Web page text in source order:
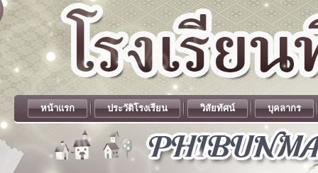
หน้าแรก ประวัติโรงเรียน วิสัยทัศน์ บุคลากร